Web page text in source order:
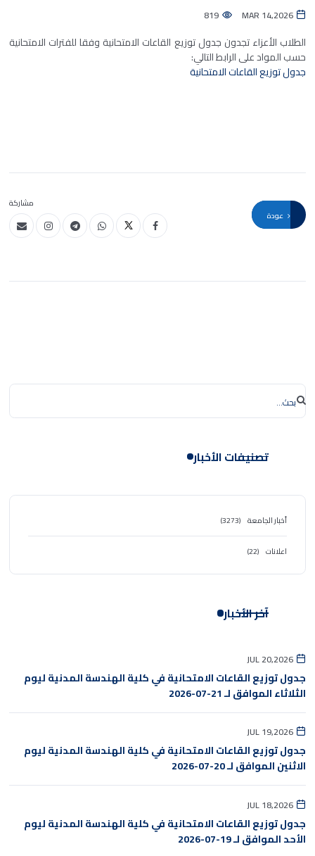
MAR 14,2026
819
الطلاب الأعزاء تجدون جدول توزيع القاعات الامتحانية وفقا للفترات الامتحانية
حسب المواد على الرابط التالي:
جدول توزيع القاعات الامتحانية
مشاركة
تصنيفات الأخبار
أخبار الجامعة (3273)
اعلانات (22)
آخر الأخبار
JUL 20,2026
جدول توزيع القاعات الامتحانية في كلية الهندسة المدنية ليوم
الثلاثاء الموافق لـ 21-07-2026
JUL 19,2026
جدول توزيع القاعات الامتحانية في كلية الهندسة المدنية ليوم
الاثنين الموافق لـ 20-07-2026
JUL 18,2026
جدول توزيع القاعات الامتحانية في كلية الهندسة المدنية ليوم
الأحد الموافق لـ 19-07-2026